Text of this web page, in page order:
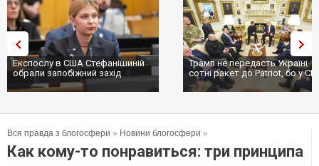
Експослу в США Стефанішиній
обрали запобіжний захід
Трамп не передасть Україні
сотні ракет до Patriot, бо у
...
Вся правда з блогосфери » Новини блогосфери »
Как кому-то понравиться: три принципа